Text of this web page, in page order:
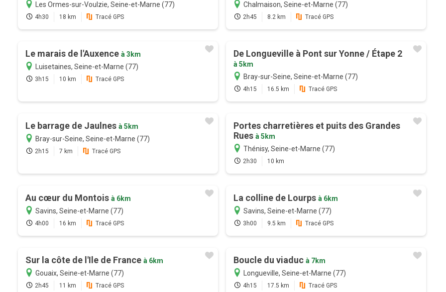
Les Ormes-sur-Voulzie, Seine-et-Marne (77)
4h30 18 km Tracé GPS
Chalmaison, Seine-et-Marne (77)
2h45 8.2 km Tracé GPS
Le marais de l'Auxence à 3km
Luisetaines, Seine-et-Marne (77)
3h15 10 km Tracé GPS
De Longueville à Pont sur Yonne / Étape 2
à 5km
Bray-sur-Seine, Seine-et-Marne (77)
4h15 16.5 km Tracé GPS
Le barrage de Jaulnes à 5km
Bray-sur-Seine, Seine-et-Marne (77)
2h15 7 km Tracé GPS
Portes charretières et puits des Grandes
Rues à 5km
Thénisy, Seine-et-Marne (77)
2h30 10 km
Au cœur du Montois à 6km
Savins, Seine-et-Marne (77)
4h00 16 km Tracé GPS
La colline de Lourps à 6km
Savins, Seine-et-Marne (77)
3h00 9.5 km Tracé GPS
Sur la côte de l'Ile de France à 6km
Gouaix, Seine-et-Marne (77)
2h45 11 km Tracé GPS
Boucle du viaduc à 7km
Longueville, Seine-et-Marne (77)
4h15 17.5 km Tracé GPS